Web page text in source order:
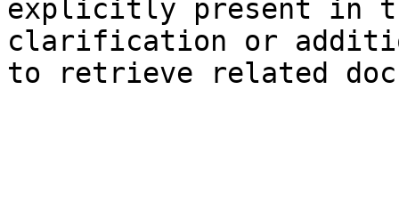
explicitly present in
clarification or